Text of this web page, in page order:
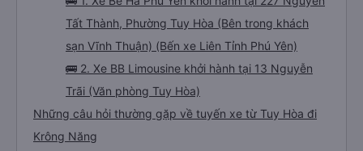
Tất Thành, Phường Tuy Hòa (Bên trong khách
sạn Vĩnh Thuận) (Bến xe Liên Tỉnh Phú Yên)
🚌 2. Xe BB Limousine khởi hành tại 13 Nguyễn
Trãi (Văn phòng Tuy Hòa)
Những câu hỏi thường gặp về tuyến xe từ Tuy Hòa đi
Krông Năng